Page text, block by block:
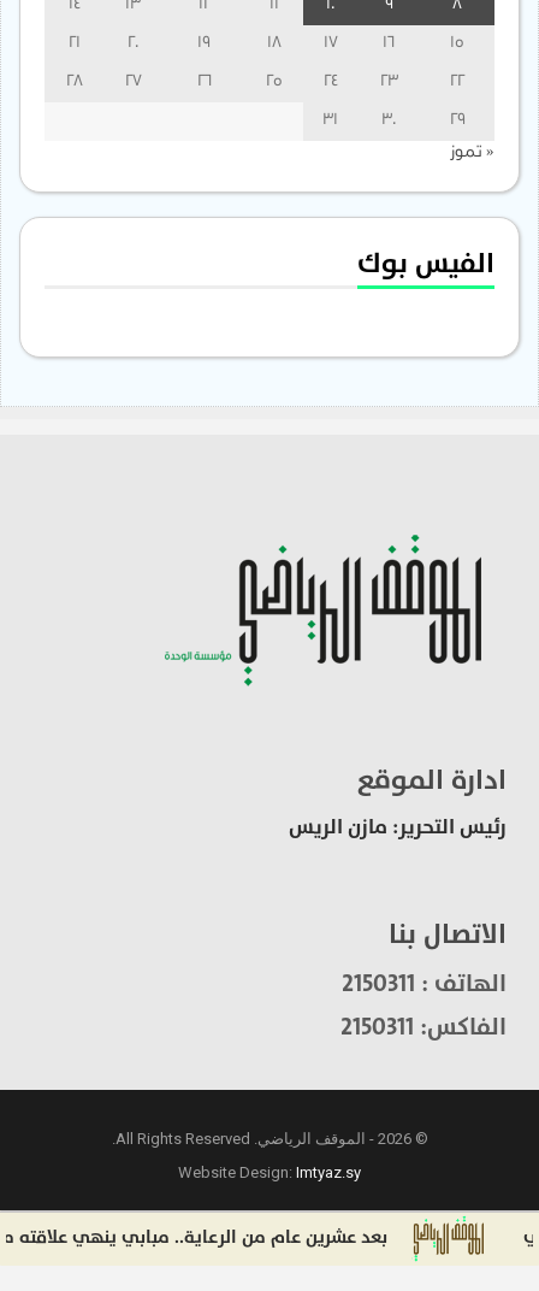
13
14
15
16
17
18
19
20
21
22
23
24
25
26
27
28
29
30
31
« تموز
الفيس بوك
ادارة الموقع
رئيس التحرير: مازن الريس
الاتصال بنا
الهاتف : 2150311
الفاكس: 2150311
© 2026 - الموقف الرياضي. All Rights Reserved.
Website Design:Imtyaz.sy
بعد عشرين عام من الرعاية.. مبابي ينهي علاقته مع